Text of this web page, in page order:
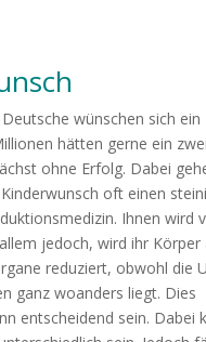
wünschen sich ein
hätten gerne ein
ohne Erfolg. Dabei
oft einen
Ihnen wird
jedoch, wird ihr Körper
reduziert, obwohl die
ganz woanders liegt. Dies
entscheidend sein. Dabei